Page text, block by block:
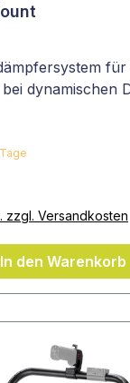
für
dynamischen
zzgl. Versandkosten
In den Warenkorb